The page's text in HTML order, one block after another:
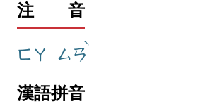
注 音
ㄈㄚ ㄙㄢ
ˋ
漢語拼音